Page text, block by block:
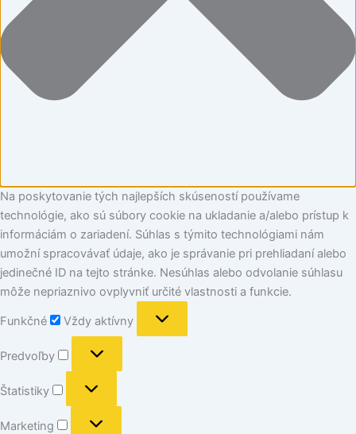
Na poskytovanie tých najlepších skúseností používame
technológie, ako sú súbory cookie na ukladanie a/alebo prístup k
informáciám o zariadení. Súhlas s týmito technológiami nám
umožní spracovávať údaje, ako je správanie pri prehliadaní alebo
jedinečné ID na tejto stránke. Nesúhlas alebo odvolanie súhlasu
môže nepriaznivo ovplyvniť určité vlastnosti a funkcie.
Funkčné Vždy aktívny
Predvoľby
Štatistiky
Marketing